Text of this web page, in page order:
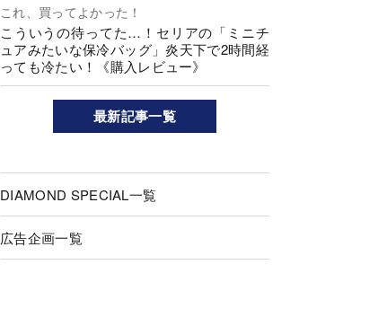
これ、買ってよかった！
こういうの待ってた…！セリアの「ミニチ
ュアみたいな保冷バッグ」炎天下で2時間経
っても冷たい！《購入レビュー》
最新記事一覧
DIAMOND SPECIAL一覧
広告企画一覧